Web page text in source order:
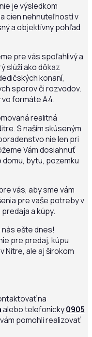
je výsledkom
cien nehnuteľností v
a objektívny pohľad
pre vás spoľahlivý a
slúži ako dôkaz
konaní,
sporov či rozvodov.
formáte A4.
realitná
S naším skúseným
nie len pri
Vám dosiahnuť
bytu, pozemku
vás, aby sme vám
pre vaše potreby v
a kúpy.
ešte dnes!
pre predaj, kúpu
Nitre, ale aj širokom
na
alebo telefonicky0905
pomohli realizovať